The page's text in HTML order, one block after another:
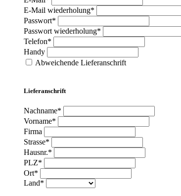
E-Mail wiederholung*
Passwort*
Passwort wiederholung*
Telefon*
Handy
Abweichende Lieferanschrift
Lieferanschrift
Nachname*
Vorname*
Firma
Strasse*
Hausnr.*
PLZ*
Ort*
Land*